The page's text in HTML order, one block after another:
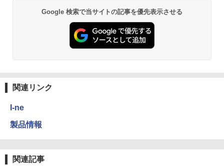
Google 検索で当サイトの記事を優先表示させる
関連リンク
I-ne
製品情報
関連記事